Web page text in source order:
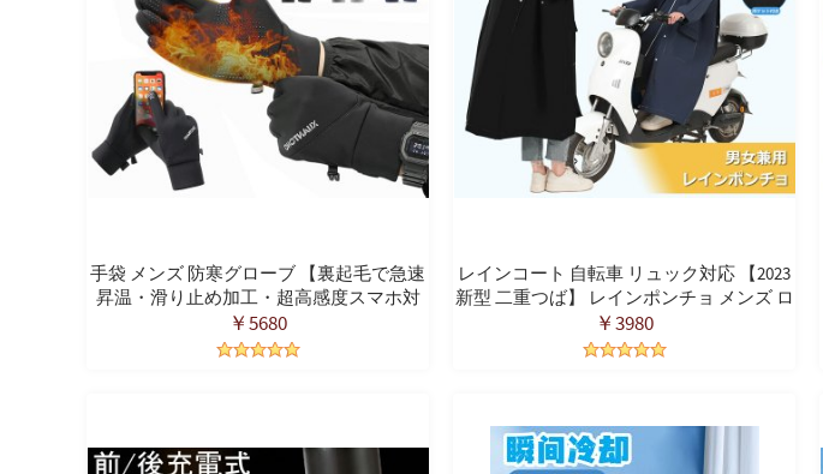
手袋 メンズ 防寒グローブ 【裏起毛で急速
昇温・滑り止め加工・超高感度スマホ対
応】防寒手袋 バイクグローブ 冬 滑り止め
防風 厚手 人間工学 タッチパネル対応 撥水
加工 紛失防止結び付け
￥5680
レインコート 自転車 リュック対応 【2023
新型 二重つば】 レインポンチョ メンズ ロ
ング丈 大きいサイズ バイク ポンチョ カッ
パ 撥水 防水 防風 耐久 レインウェア 雨具
梅雨対策 男女兼用 通勤 通学
￥3980